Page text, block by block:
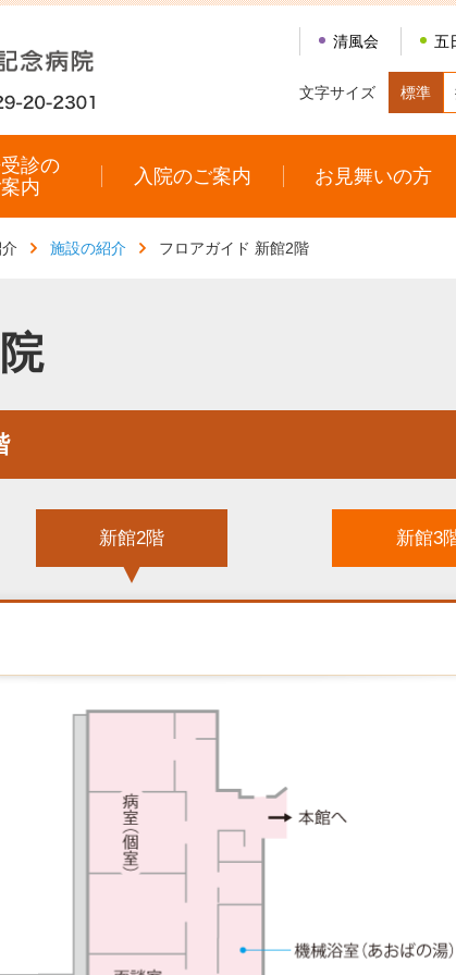
清風会 五
文字サイズ 標準
診の
内
入院のご案内 お見舞いの方
施設の紹介 フロアガイド 新館2階
新館2階 新館3